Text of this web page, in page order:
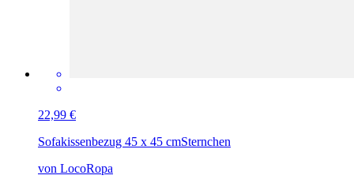
22,99 €
Sofakissenbezug 45 x 45 cmSternchen
von LocoRopa